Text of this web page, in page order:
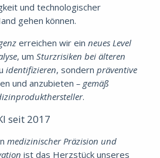
und technologischer
gehen können.
erreichen wir ein neues Level
, um Sturzrisiken bei älteren
identifizieren, sondern präventive
und anzubieten – gemäß
.
seit 2017
medizinischer Präzision und
ist das Herzstück unseres